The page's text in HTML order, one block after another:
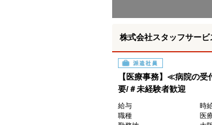
株式会社スタッフサー
派遣社員
【医療事務】≪病院の
要/＃未経験者歓迎
給与
時
職種
医